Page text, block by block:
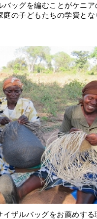
ッグを編むことがケニ
の子どもたちの学費と
イザルバッグをお薦めする